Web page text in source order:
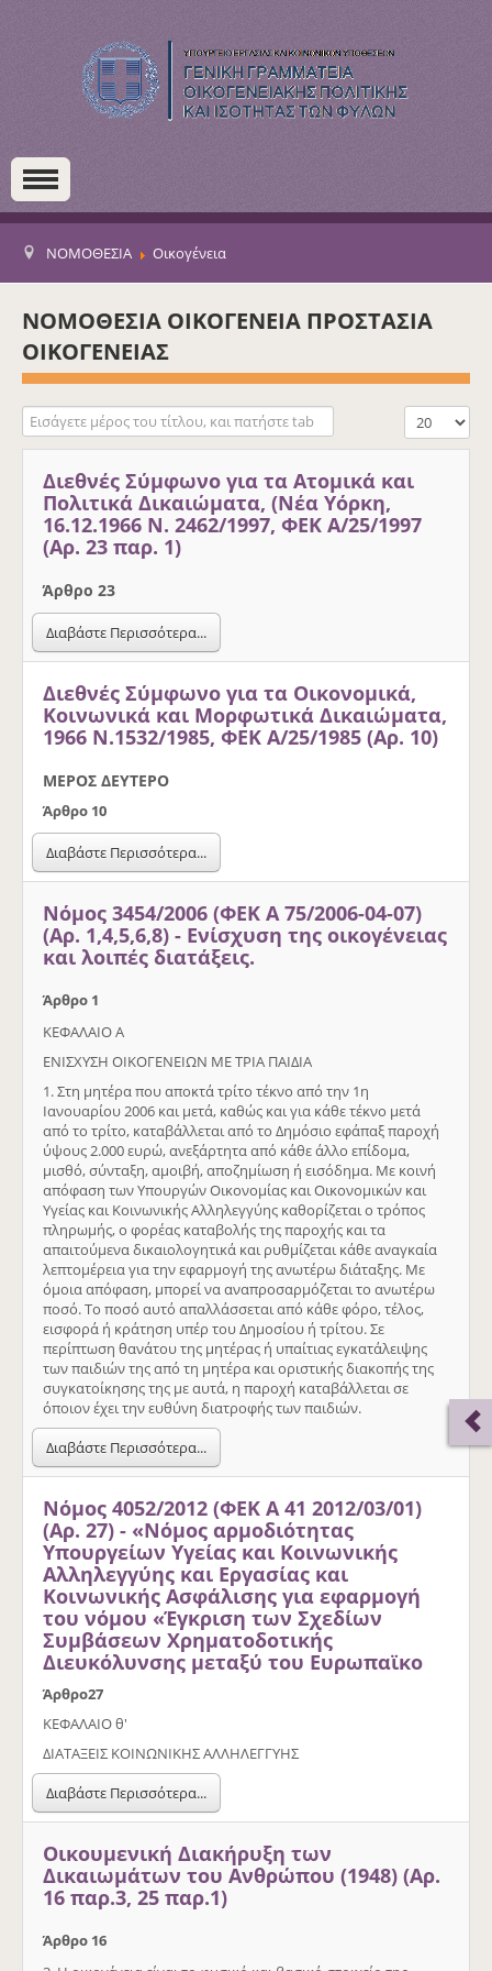
ΝΟΜΟΘΕΣΙΑ Οικογένεια
ΝΟΜΟΘΕΣΙΑ ΟΙΚΟΓΕΝΕΙΑ ΠΡΟΣΤΑΣΙΑ
ΟΙΚΟΓΕΝΕΙΑΣ
Εισάγετε μέρος του τίτλου, και πατήστε tab Εμφάνιση #
Διεθνές Σύμφωνο για τα Ατομικά και
Πολιτικά Δικαιώματα, (Νέα Υόρκη,
16.12.1966 Ν. 2462/1997, ΦΕΚ Α/25/1997
(Αρ. 23 παρ. 1)
Άρθρο 23
Διαβάστε Περισσότερα...
Διεθνές Σύμφωνο για τα Οικονομικά,
Κοινωνικά και Μορφωτικά Δικαιώματα,
1966 Ν.1532/1985, ΦΕΚ Α/25/1985 (Αρ. 10)
ΜΕΡΟΣ ΔΕΥΤΕΡΟ
Άρθρο 10
Διαβάστε Περισσότερα...
Νόμος 3454/2006 (ΦΕΚ Α 75/2006-04-07)
(Αρ. 1,4,5,6,8) - Ενίσχυση της οικογένειας
και λοιπές διατάξεις.
Άρθρο 1
ΚΕΦΑΛΑΙΟ Α
ΕΝΙΣΧΥΣΗ ΟΙΚΟΓΕΝΕΙΩΝ ΜΕ ΤΡΙΑ ΠΑΙΔΙΑ
1. Στη μητέρα που αποκτά τρίτο τέκνο από την 1η
Ιανουαρίου 2006 και μετά, καθώς και για κάθε τέκνο μετά
από το τρίτο, καταβάλλεται από το Δημόσιο εφάπαξ παροχή
ύψους 2.000 ευρώ, ανεξάρτητα από κάθε άλλο επίδομα,
μισθό, σύνταξη, αμοιβή, αποζημίωση ή εισόδημα. Με κοινή
απόφαση των Υπουργών Οικονομίας και Οικονομικών και
Υγείας και Κοινωνικής Αλληλεγγύης καθορίζεται ο τρόπος
πληρωμής, ο φορέας καταβολής της παροχής και τα
απαιτούμενα δικαιολογητικά και ρυθμίζεται κάθε αναγκαία
λεπτομέρεια για την εφαρμογή της ανωτέρω διάταξης. Με
όμοια απόφαση, μπορεί να αναπροσαρμόζεται το ανωτέρω
ποσό. Το ποσό αυτό απαλλάσσεται από κάθε φόρο, τέλος,
εισφορά ή κράτηση υπέρ του Δημοσίου ή τρίτου. Σε
περίπτωση θανάτου της μητέρας ή υπαίτιας εγκατάλειψης
των παιδιών της από τη μητέρα και οριστικής διακοπής της
συγκατοίκησης της με αυτά, η παροχή καταβάλλεται σε
όποιον έχει την ευθύνη διατροφής των παιδιών.
Διαβάστε Περισσότερα...
Νόμος 4052/2012 (ΦΕΚ Α 41 2012/03/01)
(Αρ. 27) - «Νόμος αρμοδιότητας
Υπουργείων Υγείας και Κοινωνικής
Αλληλεγγύης και Εργασίας και
Κοινωνικής Ασφάλισης για εφαρμογή
του νόμου «Έγκριση των Σχεδίων
Συμβάσεων Χρηματοδοτικής
Διευκόλυνσης μεταξύ του Ευρωπαϊκο
Άρθρο27
ΚΕΦΑΛΑΙΟ θ'
ΔΙΑΤΑΞΕΙΣ ΚΟΙΝΩΝΙΚΗΣ ΑΛΛΗΛΕΓΓΥΗΣ
Διαβάστε Περισσότερα...
Οικουμενική Διακήρυξη των
Δικαιωμάτων του Ανθρώπου (1948) (Αρ.
16 παρ.3, 25 παρ.1)
Άρθρο 16